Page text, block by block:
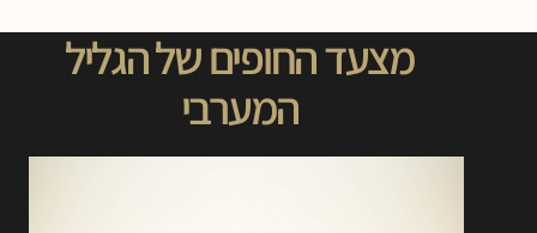
מצעד החופים של הגליל
המערבי